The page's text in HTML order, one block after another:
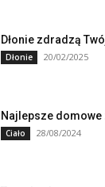
Dłonie zdradzą
Dłonie 20/02/2025
Najlepsze domowe
Ciało 28/08/2024